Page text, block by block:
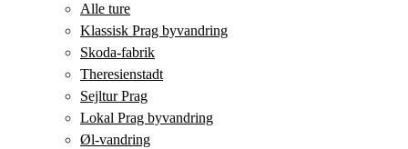
Alle ture
Klassisk Prag byvandring
Skoda-fabrik
Theresienstadt
Sejltur Prag
Lokal Prag byvandring
Øl-vandring